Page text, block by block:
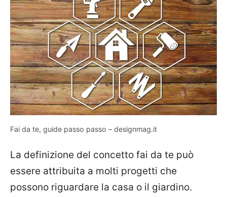
Fai da te, guide passo passo – designmag.it
La definizione del concetto fai da te può
essere attribuita a molti progetti che
possono riguardare la casa o il giardino.